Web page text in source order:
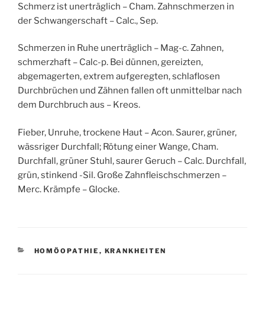
Schmerz ist unerträglich – Cham. Zahnschmerzen in
der Schwangerschaft – Calc., Sep.
Schmerzen in Ruhe unerträglich – Mag-c. Zahnen,
schmerzhaft – Calc-p. Bei dünnen, gereizten,
abgemagerten, extrem aufgeregten, schlaflosen
Durchbrüchen und Zähnen fallen oft unmittelbar nach
dem Durchbruch aus – Kreos.
Fieber, Unruhe, trockene Haut – Acon. Saurer, grüner,
wässriger Durchfall; Rötung einer Wange, Cham.
Durchfall, grüner Stuhl, saurer Geruch – Calc. Durchfall,
grün, stinkend -Sil. Große Zahnfleischschmerzen –
Merc. Krämpfe – Glocke.
KATEGORIEN
HOMÖOPATHIE , KRANKHEITEN